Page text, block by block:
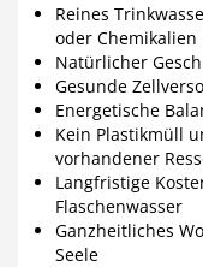
Reines
oder Chemikalien
Natürlicher
Gesunde
Energetische
Kein Plastikmüll
vorhandener
Langfristige
Flaschenwasser
Ganzheitliches
Seele